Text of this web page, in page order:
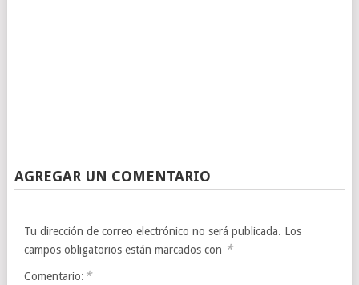
AGREGAR UN COMENTARIO
Tu dirección de correo electrónico no será publicada. Los
campos obligatorios están marcados con *
Comentario: *